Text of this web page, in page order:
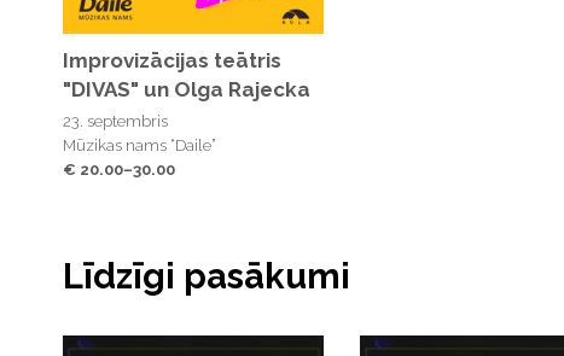
Improvizācijas teātris
"DIVAS" un Olga Rajecka
23. septembris
Mūzikas nams “Daile”
€ 20.00–30.00
Līdzīgi pasākumi